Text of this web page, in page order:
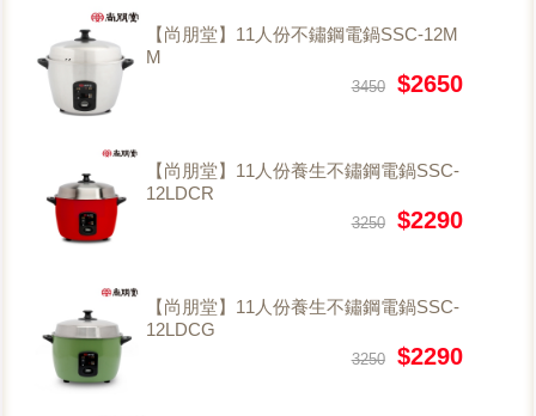
【尚朋堂】11人份不鏽鋼電鍋SSC-12M
M
3450 $2650
【尚朋堂】11人份養生不鏽鋼電鍋SSC-
12LDCR
3250 $2290
【尚朋堂】11人份養生不鏽鋼電鍋SSC-
12LDCG
3250 $2290